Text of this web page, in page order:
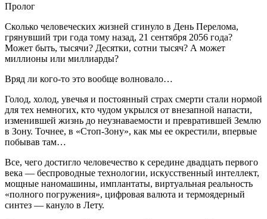
Пролог
Сколько человеческих жизней сгинуло в День Перелома,
грянувший три года тому назад, 21 сентября 2056 года?
Может быть, тысячи? Десятки, сотни тысяч? А может
миллионы или миллиарды?
Вряд ли кого-то это вообще волновало…
Голод, холод, увечья и постоянный страх смерти стали нормой
для тех немногих, кто чудом укрылся от внезапной напасти,
изменившей жизнь до неузнаваемости и превратившей Землю
в Зону. Точнее, в «Стоп-Зону», как мы ее окрестили, впервые
побывав там…
Все, чего достигло человечество к середине двадцать первого
века — беспроводные технологии, искусственный интеллект,
мощные наномашины, имплантаты, виртуальная реальность
«полного погружения», цифровая валюта и термоядерный
синтез — кануло в Лету.